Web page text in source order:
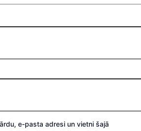
e-pasta adresi un vietni šajā